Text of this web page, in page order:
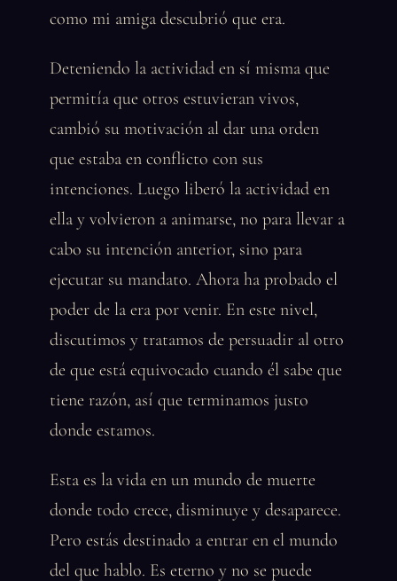
como mi amiga descubrió que era.
Deteniendo la actividad en sí misma que
permitía que otros estuvieran vivos,
cambió su motivación al dar una orden
que estaba en conflicto con sus
intenciones. Luego liberó la actividad en
ella y volvieron a animarse, no para llevar a
cabo su intención anterior, sino para
ejecutar su mandato. Ahora ha probado el
poder de la era por venir. En este nivel,
discutimos y tratamos de persuadir al otro
de que está equivocado cuando él sabe que
tiene razón, así que terminamos justo
donde estamos.
Esta es la vida en un mundo de muerte
donde todo crece, disminuye y desaparece.
Pero estás destinado a entrar en el mundo
del que hablo. Es eterno y no se puede